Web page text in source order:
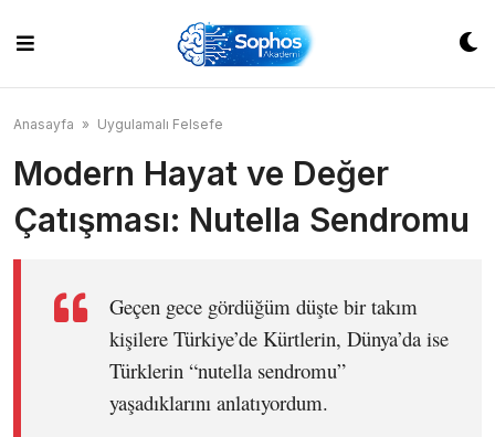
content
Anasayfa » Uygulamalı Felsefe
Modern Hayat ve Değer
Çatışması: Nutella Sendromu
Geçen gece gördüğüm düşte bir takım
kişilere Türkiye’de Kürtlerin, Dünya’da ise
Türklerin “nutella sendromu”
yaşadıklarını anlatıyordum.